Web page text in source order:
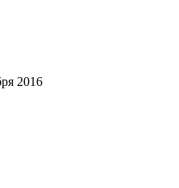
2016